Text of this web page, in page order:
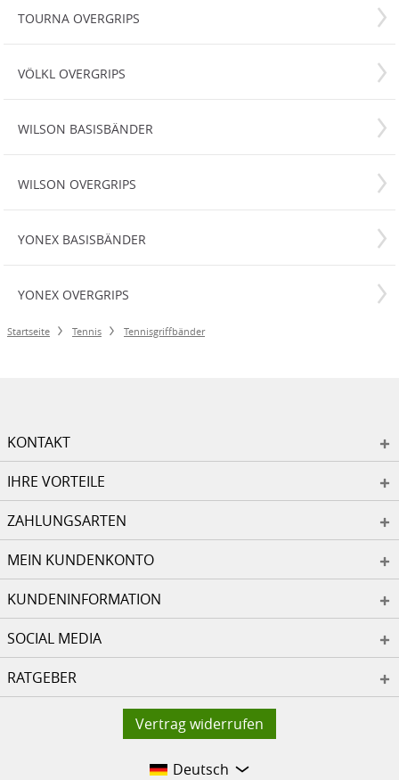
TOURNA OVERGRIPS
VÖLKL OVERGRIPS
WILSON BASISBÄNDER
WILSON OVERGRIPS
YONEX BASISBÄNDER
YONEX OVERGRIPS
Startseite Tennis Tennisgriffbänder
KONTAKT
IHRE VORTEILE
ZAHLUNGSARTEN
MEIN KUNDENKONTO
KUNDENINFORMATION
SOCIAL MEDIA
RATGEBER
Vertrag widerrufen
Deutsch